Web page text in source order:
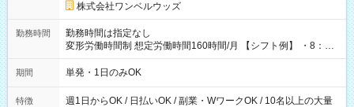
株式会社ワンベルウッズ
勤務時間
勤務時間は指定なし
変形労働時間制 想定労働時間160時間/月 【シフト例】 ・8：00
～21：00
期間 単発・1日のみOK
特徴
週1日からOK / 日払いOK / 副業・WワークOK / 10名以上の大量